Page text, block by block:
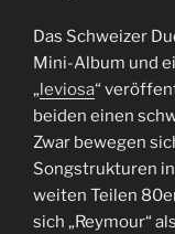
Das Schweizer
Mini-Album und
„leviosa“
beiden einen
Zwar bewegen
Songstrukturen
weiten Teilen
sich „Reymour“